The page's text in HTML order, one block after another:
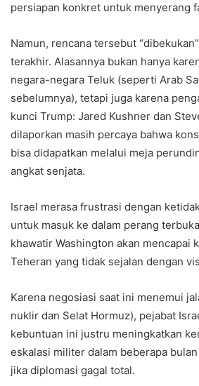
persiapan konkret untuk menyerang
Namun, rencana tersebut
terakhir. Alasannya bukan hanya
negara-negara Teluk (seperti Arab
sebelumnya), tetapi juga karena
kunci Trump: Jared Kushner dan
dilaporkan masih percaya bahwa
bisa didapatkan melalui meja
angkat senjata.
Israel merasa frustrasi dengan
untuk masuk ke dalam perang
khawatir Washington akan mencapai
Teheran yang tidak sejalan dengan
Karena negosiasi saat ini menemui
nuklir dan Selat Hormuz), pejabat
kebuntuan ini justru meningkatkan
eskalasi militer dalam beberapa
jika diplomasi gagal total.